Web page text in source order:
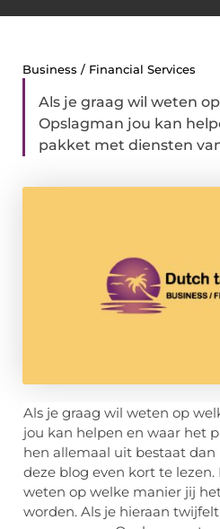
Business / Financial Services
Als je graag wil weten
Opslagman jou kan
pakket met diensten
Als je graag wil weten op
jou kan helpen en waar het
hen allemaal uit bestaat dan
deze blog even kort te
weten op welke manier jij
worden. Als je hieraan